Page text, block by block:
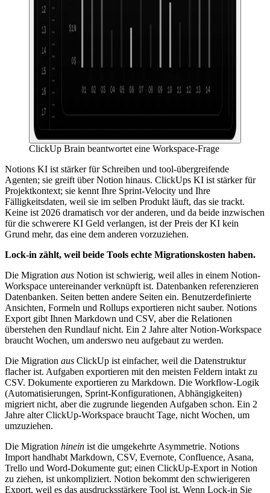
ClickUp Brain beantwortet eine Workspace-Frage
Notions KI ist stärker für Schreiben und tool-übergreifende
Agenten; sie greift über Notion hinaus. ClickUps KI ist stärker für
Projektkontext; sie kennt Ihre Sprint-Velocity und Ihre
Fälligkeitsdaten, weil sie im selben Produkt läuft, das sie trackt.
Keine ist 2026 dramatisch vor der anderen, und da beide inzwischen
für die schwerere KI Geld verlangen, ist der Preis der KI kein
Grund mehr, das eine dem anderen vorzuziehen.
Lock-in zählt, weil beide Tools echte Migrationskosten haben.
Die Migration aus Notion ist schwierig, weil alles in einem Notion-
Workspace untereinander verknüpft ist. Datenbanken referenzieren
Datenbanken. Seiten betten andere Seiten ein. Benutzerdefinierte
Ansichten, Formeln und Rollups exportieren nicht sauber. Notions
Export gibt Ihnen Markdown und CSV, aber die Relationen
überstehen den Rundlauf nicht. Ein 2 Jahre alter Notion-Workspace
braucht Wochen, um anderswo neu aufgebaut zu werden.
Die Migration aus ClickUp ist einfacher, weil die Datenstruktur
flacher ist. Aufgaben exportieren mit den meisten Feldern intakt zu
CSV. Dokumente exportieren zu Markdown. Die Workflow-Logik
(Automatisierungen, Sprint-Konfigurationen, Abhängigkeiten)
migriert nicht, aber die zugrunde liegenden Aufgaben schon. Ein 2
Jahre alter ClickUp-Workspace braucht Tage, nicht Wochen, um
umzuziehen.
Die Migration hinein ist die umgekehrte Asymmetrie. Notions
Import handhabt Markdown, CSV, Evernote, Confluence, Asana,
Trello und Word-Dokumente gut; einen ClickUp-Export in Notion
zu ziehen, ist unkompliziert. Notion bekommt den schwierigeren
Export, weil es das ausdrucksstärkere Tool ist. Wenn Lock-in Sie